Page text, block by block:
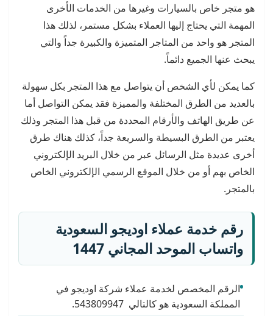
هو متجر خاص بالسيارات وغيرها من الخدمات الأخرى
المهمة التي يحتاج إليها العملاء بشكل مستمر، لذلك هذا
المتجر هو واحد من المتاجر المتميزة والكبيرة جداً والتي
يبحث عنها الجميع دائماً.
كما يمكن لأي الشخص أن يتواصل مع هذا المتجر بكل سهولة
بالعديد من الطرق المختلفة والمميزة فقد يمكن التواصل أما
عن طريق الهاتف والأرقام المحددة من قبل هذا المتجر وذلك
يعتبر من الطرق البسيطة والسريعة جداً، كذلك هناك طرق
أخرى عديدة مثل الرسائل عبر من خلال البريد الإلكتروني
الخاص بهم أو من خلال الموقع الرسمي الإلكتروني الخاص
بالمتجر.
رقم خدمة عملاء اوديجو السعودية
واتساب الموحد المجاني 1447
الرقم المخصص لخدمة عملاء شركة اوديجو في
المملكة السعودية هو كالتالي 543809947.